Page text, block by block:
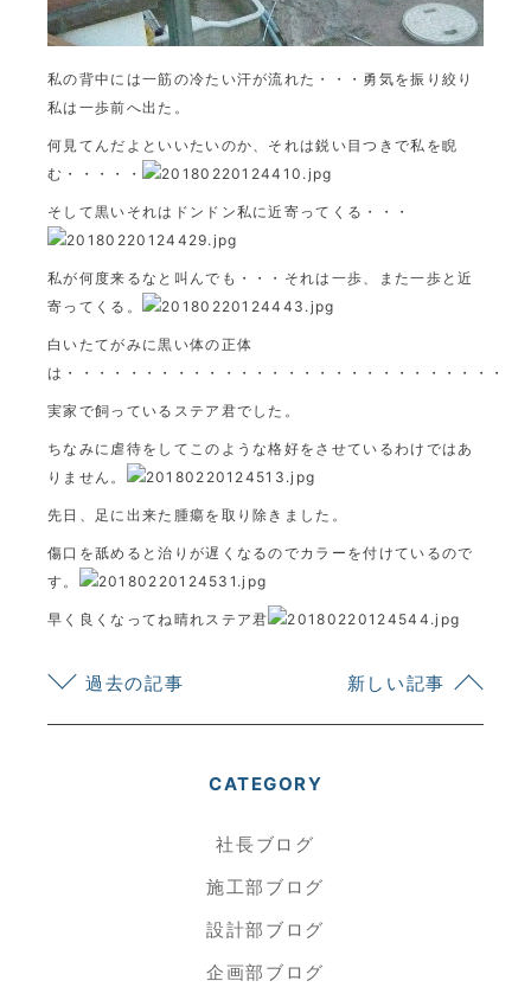
私の背中には一筋の冷たい汗が流れた・・・勇気を振り絞り
私は一歩前へ出た。
何見てんだよといいたいのか、それは鋭い目つきで私を睨
む・・・・・
そして黒いそれはドンドン私に近寄ってくる・・・
私が何度来るなと叫んでも・・・それは一歩、また一歩と近
寄ってくる。
白いたてがみに黒い体の正体
は・・・・・・・・・・・・・・・・・・・・・・・・・・・・・
実家で飼っているステア君でした。
ちなみに虐待をしてこのような格好をさせているわけではあ
りません。
先日、足に出来た腫瘍を取り除きました。
傷口を舐めると治りが遅くなるのでカラーを付けているので
す。
早く良くなってね晴れステア君
過去の記事 新しい記事
CATEGORY
社長ブログ
施工部ブログ
設計部ブログ
企画部ブログ